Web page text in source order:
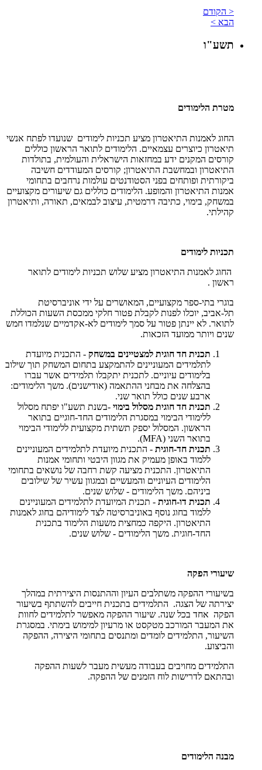
< הקודם
הבא >
תשע"ו
מטרת הלימודים
החוג לאמנות התיאטרון מציע תכניות לימודים שנועדו לפתח אנשי
תיאטרון כיוצרים עצמאיים. הלימודים לתואר הראשון כוללים
קורסים המקנים ידע במחזאות הישראלית והעולמית, בתולדות
התיאטרון ובמחשבת התיאטרון; קורסים המעודדים חשיבה
ביקורתית ופותחים בפני הסטודנטים עולמות נרחבים בתחומי
אמנות התיאטרון והמופע. הלימודים כוללים גם שיעורים מקצועיים
במשחק, בימוי, כתיבה דרמטית, עיצוב לבמאים, תאורה, ותיאטרון
קהילתי.
תכניות לימודים
החוג לאמנות התיאטרון מציע שלוש תכניות לימודים לתואר
ראשון .
בוגרי בתי-ספר מקצועיים, המאושרים על ידי אוניברסיטת
תל-אביב, יוכלו לפנות לקבלת פטור חלקי ממכסת השעות הכוללת
לתואר. לא יינתן פטור על סמך לימודים לא-אקדמיים שנלמדו חמש
שנים ויותר ממועד הזכאות.
תכנית חד חוגית למצטיינים במשחק - התכנית מיועדת
לתלמידים המעוניינים להתמקצע בתחום המשחק תוך שילוב
בלימודים עיוניים. לתכנית יתקבלו תלמידים אשר עברו
בהצלחה את מבחני ההתאמה (אודישנים). משך הלימודים:
ארבע שנים כולל תואר שני.
תכנית חד חוגית מסלול בימוי -בשנת תשע"ו יפתח מסלול
ללימודי הבימוי במסגרת הלימודים החד-חוגיים בתואר
הראשון. המסלול יספק תשתית מקצועית ללימודי הבימוי
בתואר השני (MFA).
תכנית חד-חוגית - התכנית מיועדת לתלמידים המעוניינים
ללמוד באופן מעמיק את מגוון היבטי ותחומי אמנות
התיאטרון. התכנית מציעה קשת רחבה של נושאים בתחומי
הלימודים העיוניים והמעשיים ובמגוון עשיר של שילובים
ביניהם. משך הלימודים - שלוש שנים.
תכנית דו-חוגית - תכנית המיועדת לתלמידים המעוניינים
ללמוד בחוג נוסף באוניברסיטה לצד לימודיהם בחוג לאמנות
התיאטרון. היקפה כמחצית משעות הלימוד בתכנית
החד-חוגית. משך הלימודים - שלוש שנים.
שיעורי הפקה
בשיעורי ההפקה משתלבים העיון וההתנסות היצירתית במהלך
יצירתה של הצגה. התלמידים בתכנית חייבים להשתתף בשיעור
הפקה אחד בכל שנה. שיעור ההפקה מאפשר לתלמידים לחוות
את המעבר המורכב מטקסט או מרעיון למימוש בימתי. במסגרת
השיעור, התלמידים לומדים ומתנסים בתחומי היצירה, ההפקה
והביצוע.
התלמידים מחויבים בעבודה מעשית מעבר לשעות ההפקה
ובהתאם לדרישות לוח הזמנים של ההפקה.
מבנה הלימודים